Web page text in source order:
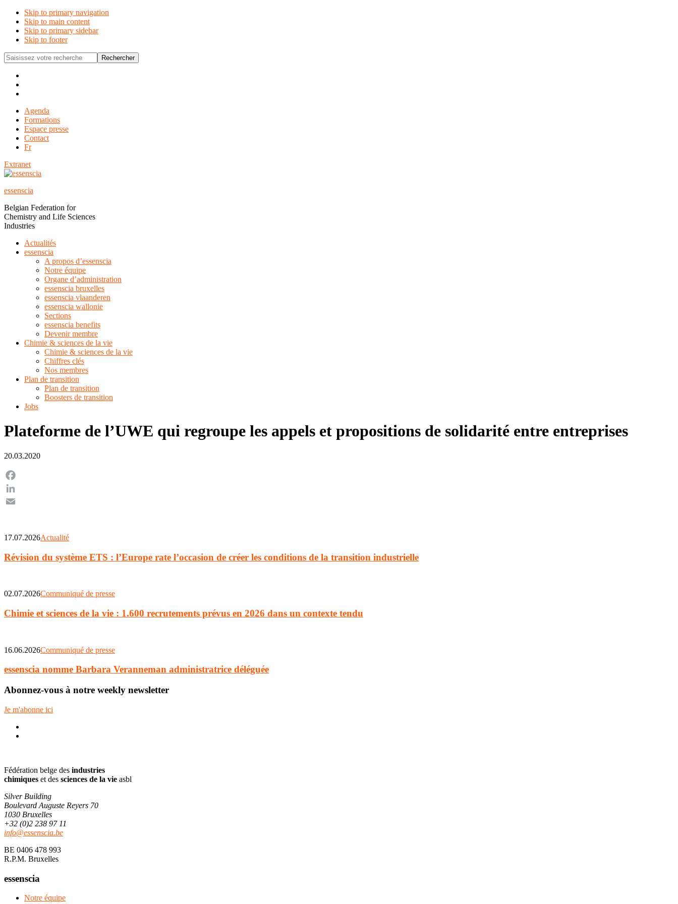
Skip to primary navigation
Skip to main content
Skip to primary sidebar
Skip to footer
Saisissez
votre
recherche
Before
Header
Agenda
Formations
Espace presse
Contact
Fr
Extranet
essenscia
Belgian Federation for
Chemistry and Life Sciences
Industries
Actualités
essenscia
A propos d’essenscia
Notre équipe
Organe d’administration
essenscia bruxelles
essenscia vlaanderen
essenscia wallonie
Sections
essenscia benefits
Devenir membre
Chimie & sciences de la vie
Chimie & sciences de la vie
Chiffres clés
Nos membres
Plan de transition
Plan de transition
Boosters de transition
Jobs
Plateforme de l’UWE qui regroupe les appels et propositions de solidarité entre entreprises
20.03.2020
Facebook
LinkedIn
Sidebar
17.07.2026Actualité
Révision du système ETS : l’Europe rate l’occasion de créer les conditions de la transition industrielle
02.07.2026Communiqué de presse
Chimie et sciences de la vie : 1.600 recrutements prévus en 2026 dans un contexte tendu
16.06.2026Communiqué de presse
essenscia nomme Barbara Veranneman administratrice déléguée
Abonnez-vous à notre weekly newsletter
Je m'abonne ici
Fédération belge des industries
chimiques et des sciences de la vie asbl
Silver Building
Boulevard Auguste Reyers 70
1030 Bruxelles
+32 (0)2 238 97 11
info@essenscia.be
BE 0406 478 993
R.P.M. Bruxelles
essenscia
Notre équipe